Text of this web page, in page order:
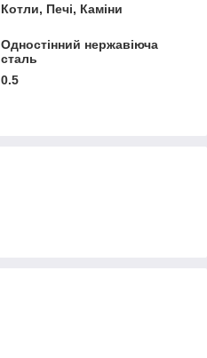
Котли, Печі, Каміни
Одностінний нержавіюча
сталь
0.5